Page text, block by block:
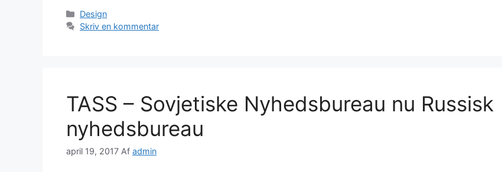
Kategorier
Design
Skriv en kommentar
TASS – Sovjetiske Nyhedsbureau nu Russisk
nyhedsbureau
april 19, 2017 Af admin